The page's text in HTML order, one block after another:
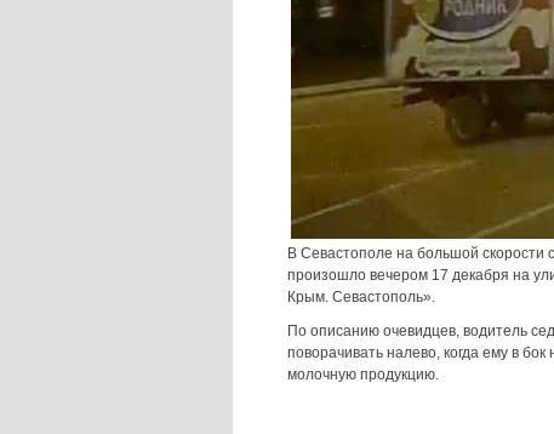
В Севастополе на большой скорости
произошло вечером 17 декабря на
Крым. Севастополь».
По описанию очевидцев, водитель
поворачивать налево, когда ему в
молочную продукцию.